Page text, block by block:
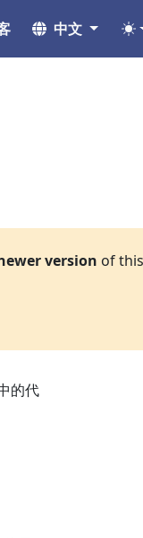
中文
version of this
的代